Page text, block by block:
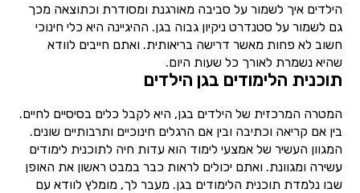
הילדים איך לשמור על סביבה מאורגנת ומסודרת וכתוצאה מכך
גם לשמור על סטנדרט ניקיון גבוה בגן. ההיגיינה היא כלי חינוכי
חשוב לא פחות מאשר דרישה בריאותית. ואתם חייבים לוודא
שהיא נשמרת לאורך כל שעות היום.
תוכנית הלימודים בגן הילדים
המטרה המרכזית של הילדים בגן, היא לקבל כלים בסיסיים לחיים.
בין אם קריאה וכתיבה ובין אם הרגלים חינוכיים ותרבותיים שונים.
המגוון העשיר של אמצעי לימוד הוא עדות חיה לתוכנית לימודים
עשירה ומגוונת. ואתם יכולים לראות כבר במבט ראשון את האופן
שבו נלמדת תוכנית הלימודים בגן. מעבר לך, מומלץ לוודא עם